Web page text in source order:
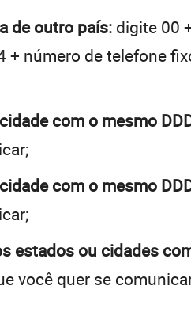
de outro país: digite 00
+ número de telefone
com o mesmo
com o mesmo
estados ou cidades
você quer se